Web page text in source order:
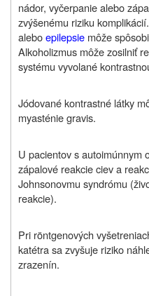
nádor, vyčerpanie alebo
zvýšenému riziku
aleboepilepsie môže
Alkoholizmus môže zosilniť
systému vyvolané
Jódované kontrastné látky
myasténie gravis.
U pacientov s autoimúnnym
zápalové reakcie ciev a
Johnsonovmu syndrómu
reakcie).
Pri röntgenových
katétra sa zvyšuje riziko
zrazenín.